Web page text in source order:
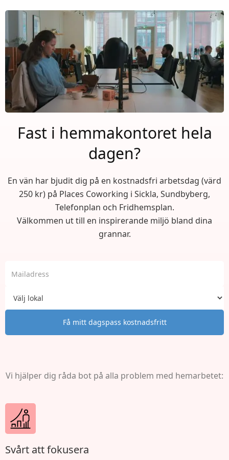
Fast i hemmakontoret hela
dagen?
En vän har bjudit dig på en kostnadsfri arbetsdag (värd
250 kr) på Places Coworking i Sickla, Sundbyberg,
Telefonplan och Fridhemsplan.
Välkommen ut till en inspirerande miljö bland dina
grannar.
Vi hjälper dig råda bot på alla problem med hemarbetet:
Svårt att fokusera